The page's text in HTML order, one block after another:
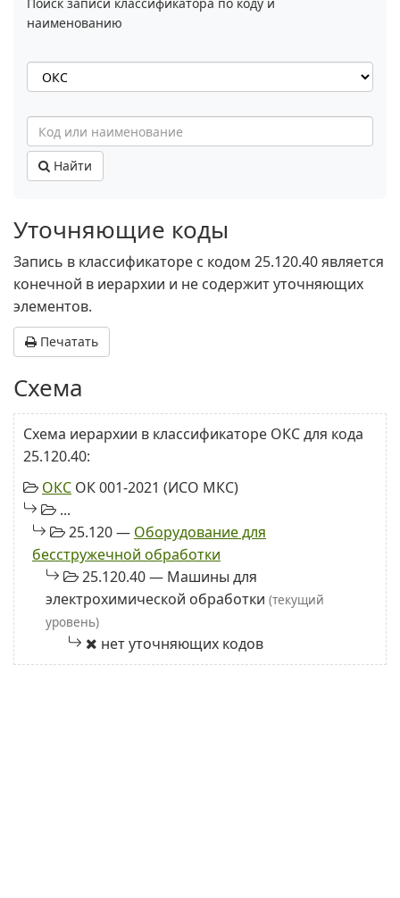
наименованию
Найти
Уточняющие коды
Запись в классификаторе с кодом 25.120.40 является
конечной в иерархии и не содержит уточняющих
элементов.
Печатать
Схема
Схема иерархии в классификаторе ОКС для кода
25.120.40:
ОКС ОК 001-2021 (ИСО МКС)
...
25.120 — Оборудование для
бесстружечной обработки
25.120.40 — Машины для
электрохимической обработки (текущий
уровень)
нет уточняющих кодов